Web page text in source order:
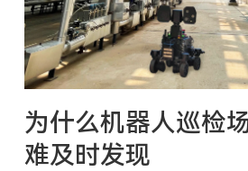
为什么机器人巡检
难及时发现